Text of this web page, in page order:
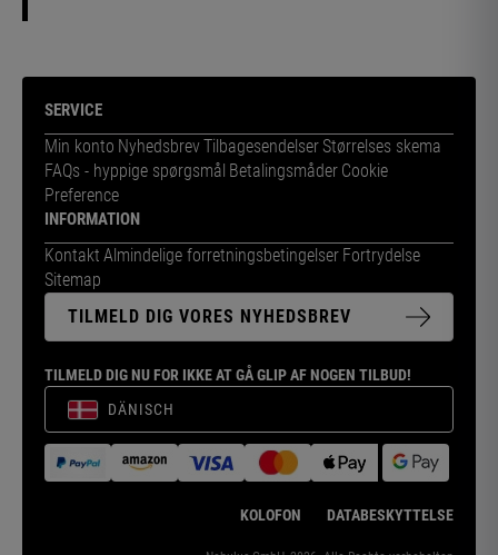
SERVICE
Min konto NyhedsbrevTilbagesendelser Størrelses skema
FAQs - hyppige spørgsmål Betalingsmåder Cookie
Preference
INFORMATION
Kontakt Almindelige forretningsbetingelser Fortrydelse
Sitemap
TILMELD DIG VORES NYHEDSBREV
TILMELD DIG NU FOR IKKE AT GÅ GLIP AF NOGEN TILBUD!
DÄNISCH
KOLOFON DATABESKYTTELSE